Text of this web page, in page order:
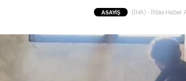
ASAYİŞ (İHA) - İhlas Haber